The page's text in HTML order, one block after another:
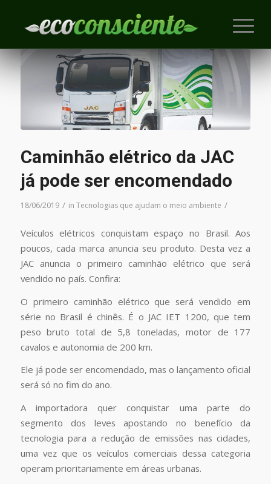
Caminhão elétrico da JAC
já pode ser encomendado
18/06/2019 / in Tecnologias que ajudam o meio ambiente /
Veículos elétricos conquistam espaço no Brasil. Aos
poucos, cada marca anuncia seu produto. Desta vez a
JAC anuncia o primeiro caminhão elétrico que será
vendido no país. Confira:
O primeiro caminhão elétrico que será vendido em
série no Brasil é chinês. É o JAC IET 1200, que tem
peso bruto total de 5,8 toneladas, motor de 177
cavalos e autonomia de 200 km.
Ele já pode ser encomendado, mas o lançamento oficial
será só no fim do ano.
A importadora quer conquistar uma parte do
segmento dos leves apostando no benefício da
tecnologia para a redução de emissões nas cidades,
uma vez que os veículos comerciais dessa categoria
operam prioritariamente em áreas urbanas.